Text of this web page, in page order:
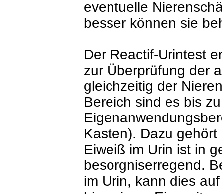
eventuelle
besser können sie
Der Reactif-Urintest
zur Überprüfung der
gleichzeitig der
Bereich sind es bis
Kasten). Dazu
Eiweiß im Urin ist in
besorgniserregend.
im Urin, kann dies